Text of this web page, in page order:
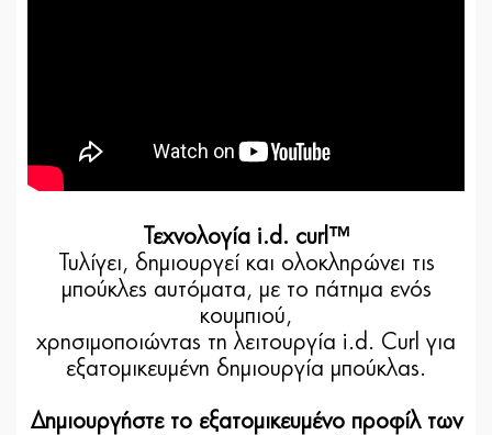
Τεχνολογία i.d. curl™
Τυλίγει, δημιουργεί και ολοκληρώνει τις
μπούκλες αυτόματα, με το πάτημα ενός
κουμπιού,
χρησιμοποιώντας τη λειτουργία i.d. Curl για
εξατομικευμένη δημιουργία μπούκλας.
Δημιουργήστε το εξατομικευμένο προφίλ των